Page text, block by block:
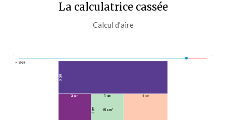
La calculatrice cassée
Calcul d’aire